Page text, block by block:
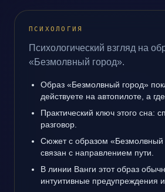
ПСИХОЛОГИЯ
Психологический взгляд на
«Безмолвный город».
Образ «Безмолвный город»
действуете на автопилоте, а
Практический ключ этого сна:
разговор.
Сюжет с образом «Безмолвный
связан с направлением пути.
В линии Ванги этот образ
интуитивные предупреждения